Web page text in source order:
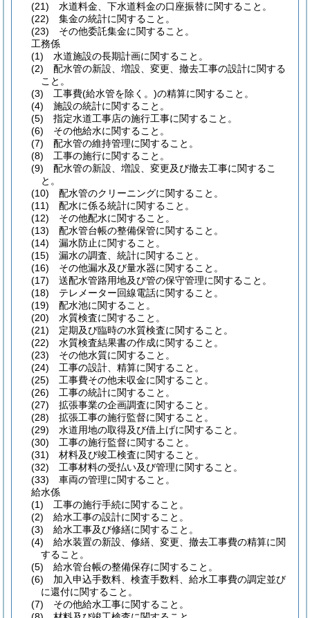
(21) 水道料金、下水道料金の口座振替に関すること。
(22) 集金の統計に関すること。
(23) その他委託集金に関すること。
工務係
(1) 水道施設の長期計画に関すること。
(2) 配水管の新設、増設、変更、撤去工事の設計に関する
こと。
(3) 工事費(給水管を除く。)の精算に関すること。
(4) 施設の統計に関すること。
(5) 指定水道工事店の施行工事に関すること。
(6) その他給水に関すること。
(7) 配水管の維持管理に関すること。
(8) 工事の施行に関すること。
(9) 配水管の新設、増設、変更及び撤去工事に関するこ
と。
(10) 配水管のクリーニングに関すること。
(11) 配水に係る統計に関すること。
(12) その他配水に関すること。
(13) 配水管台帳の整備保管に関すること。
(14) 漏水防止に関すること。
(15) 漏水の調査、統計に関すること。
(16) その他漏水及び量水器に関すること。
(17) 送配水管路用地及び管の保守管理に関すること。
(18) テレメーター回線電話に関すること。
(19) 配水池に関すること。
(20) 水質検査に関すること。
(21) 定期及び臨時の水質検査に関すること。
(22) 水質検査結果書の作成に関すること。
(23) その他水質に関すること。
(24) 工事の設計、精算に関すること。
(25) 工事費その他未収金に関すること。
(26) 工事の統計に関すること。
(27) 拡張事業の企画調査に関すること。
(28) 拡張工事の施行監督に関すること。
(29) 水道用地の取得及び借上げに関すること。
(30) 工事の施行監督に関すること。
(31) 材料及び竣工検査に関すること。
(32) 工事材料の受払い及び管理に関すること。
(33) 車両の管理に関すること。
給水係
(1) 工事の施行手続に関すること。
(2) 給水工事の設計に関すること。
(3) 給水工事及び修繕に関すること。
(4) 給水装置の新設、修繕、変更、撤去工事費の精算に関
すること。
(5) 給水管台帳の整備保存に関すること。
(6) 加入申込手数料、検査手数料、給水工事費の調定並び
に還付に関すること。
(7) その他給水工事に関すること。